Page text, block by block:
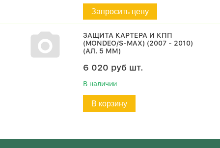
Запросить цену
ЗАЩИТА КАРТЕРА И КПП
(MONDEO/S-MAX) (2007 - 2010)
(АЛ. 5 ММ)
6 020 руб шт.
В наличии
В корзину